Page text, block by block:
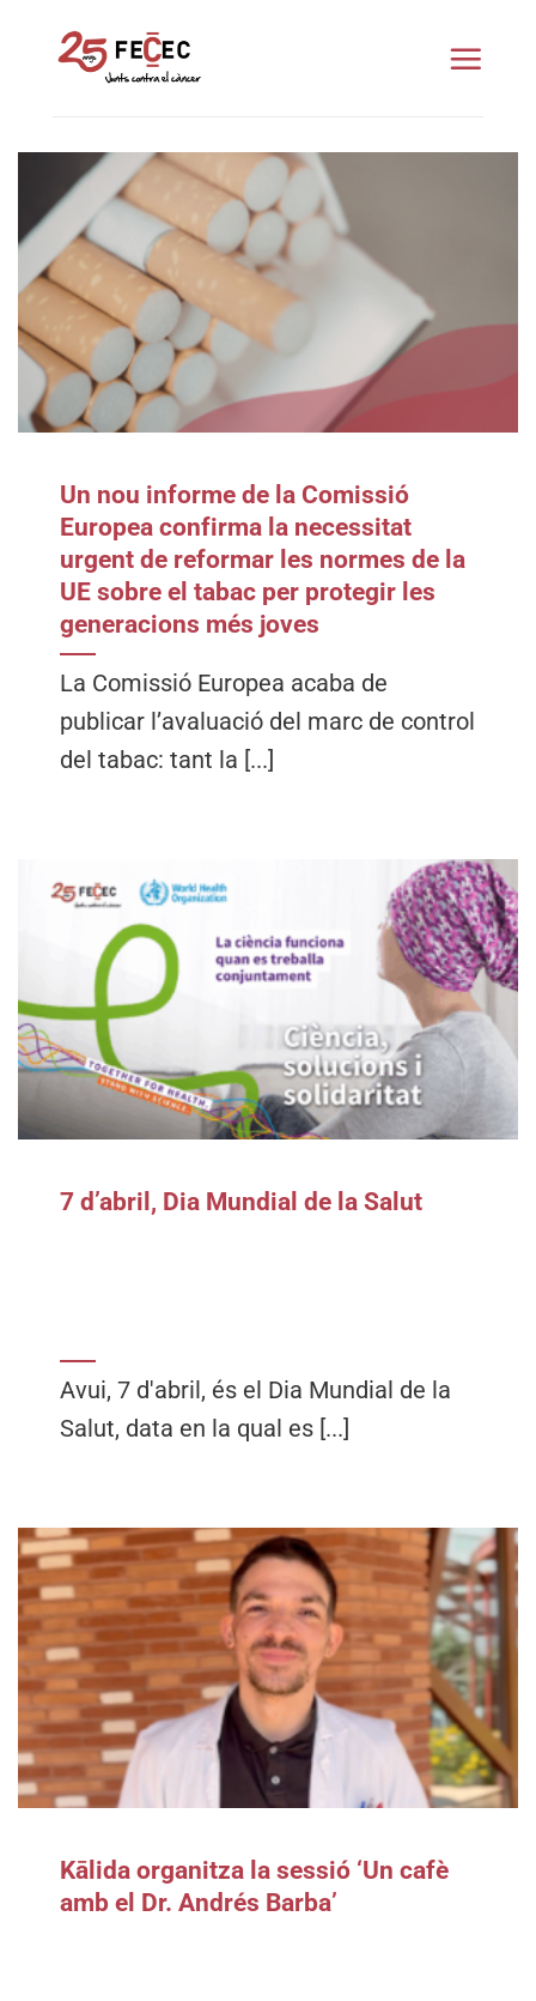
Un nou informe de la Comissió
Europea confirma la necessitat
urgent de reformar les normes de la
UE sobre el tabac per protegir les
generacions més joves
La Comissió Europea acaba de
publicar l’avaluació del marc de control
del tabac: tant la [...]
7 d’abril, Dia Mundial de la Salut
Avui, 7 d'abril, és el Dia Mundial de la
Salut, data en la qual es [...]
Kālida organitza la sessió ‘Un cafè
amb el Dr. Andrés Barba’